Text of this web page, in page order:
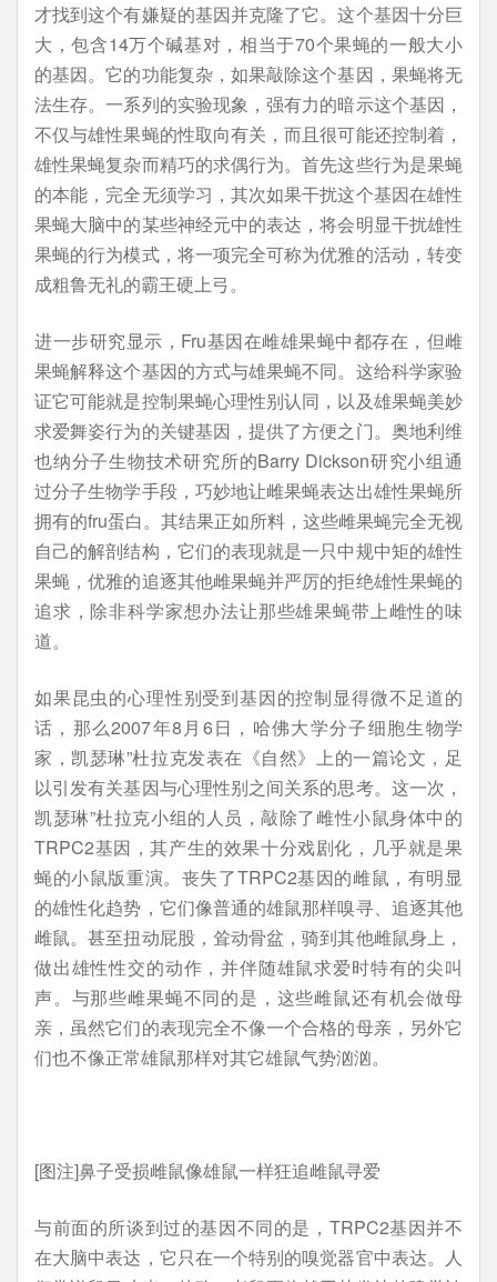
才找到这个有嫌疑的基因并克隆了它。这个基因十分巨
大，包含14万个碱基对，相当于70个果蝇的一般大小
的基因。它的功能复杂，如果敲除这个基因，果蝇将无
法生存。一系列的实验现象，强有力的暗示这个基因，
不仅与雄性果蝇的性取向有关，而且很可能还控制着，
雄性果蝇复杂而精巧的求偶行为。首先这些行为是果蝇
的本能，完全无须学习，其次如果干扰这个基因在雄性
果蝇大脑中的某些神经元中的表达，将会明显干扰雄性
果蝇的行为模式，将一项完全可称为优雅的活动，转变
成粗鲁无礼的霸王硬上弓。
进一步研究显示，Fru基因在雌雄果蝇中都存在，但雌
果蝇解释这个基因的方式与雄果蝇不同。这给科学家验
证它可能就是控制果蝇心理性别认同，以及雄果蝇美妙
求爱舞姿行为的关键基因，提供了方便之门。奥地利维
也纳分子生物技术研究所的Barry Dickson研究小组通
过分子生物学手段，巧妙地让雌果蝇表达出雄性果蝇所
拥有的fru蛋白。其结果正如所料，这些雌果蝇完全无视
自己的解剖结构，它们的表现就是一只中规中矩的雄性
果蝇，优雅的追逐其他雌果蝇并严厉的拒绝雄性果蝇的
追求，除非科学家想办法让那些雄果蝇带上雌性的味
道。
如果昆虫的心理性别受到基因的控制显得微不足道的
话，那么2007年8月6日，哈佛大学分子细胞生物学
家，凯瑟琳”杜拉克发表在《自然》上的一篇论文，足
以引发有关基因与心理性别之间关系的思考。这一次，
凯瑟琳”杜拉克小组的人员，敲除了雌性小鼠身体中的
TRPC2基因，其产生的效果十分戏剧化，几乎就是果
蝇的小鼠版重演。丧失了TRPC2基因的雌鼠，有明显
的雄性化趋势，它们像普通的雄鼠那样嗅寻、追逐其他
雌鼠。甚至扭动屁股，耸动骨盆，骑到其他雌鼠身上，
做出雄性性交的动作，并伴随雄鼠求爱时特有的尖叫
声。与那些雌果蝇不同的是，这些雌鼠还有机会做母
亲，虽然它们的表现完全不像一个合格的母亲，另外它
们也不像正常雄鼠那样对其它雄鼠气势汹汹。
[图注]鼻子受损雌鼠像雄鼠一样狂追雌鼠寻爱
与前面的所谈到过的基因不同的是，TRPC2基因并不
在大脑中表达，它只在一个特别的嗅觉器官中表达。人